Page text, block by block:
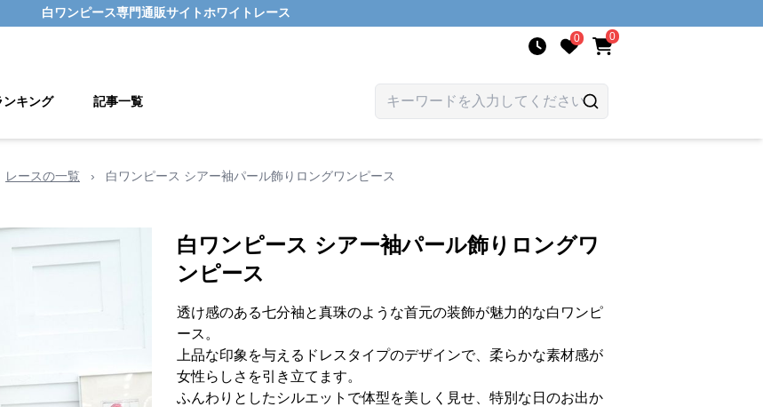
白ワンピース専門通販サイトホワイトレース
0 0
ンキング 記事一覧
レースの一覧 › 白ワンピース シアー袖パール飾りロングワンピース
白ワンピース シアー袖パール飾りロングワ
ンピース
透け感のある七分袖と真珠のような首元の装飾が魅力的な白ワンピ
ース。
上品な印象を与えるドレスタイプのデザインで、柔らかな素材感が
女性らしさを引き立てます。
ふんわりとしたシルエットで体型を美しく見せ、特別な日のお出か